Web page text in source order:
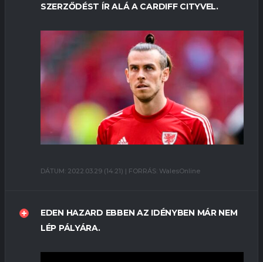
SZERZŐDÉST ÍR ALÁ A CARDIFF CITYVEL.
DÁTUM: 2022.03.29 (14:21) | FORRÁS: WalesOnline
EDEN HAZARD EBBEN AZ IDÉNYBEN MÁR NEM
LÉP PÁLYÁRA.